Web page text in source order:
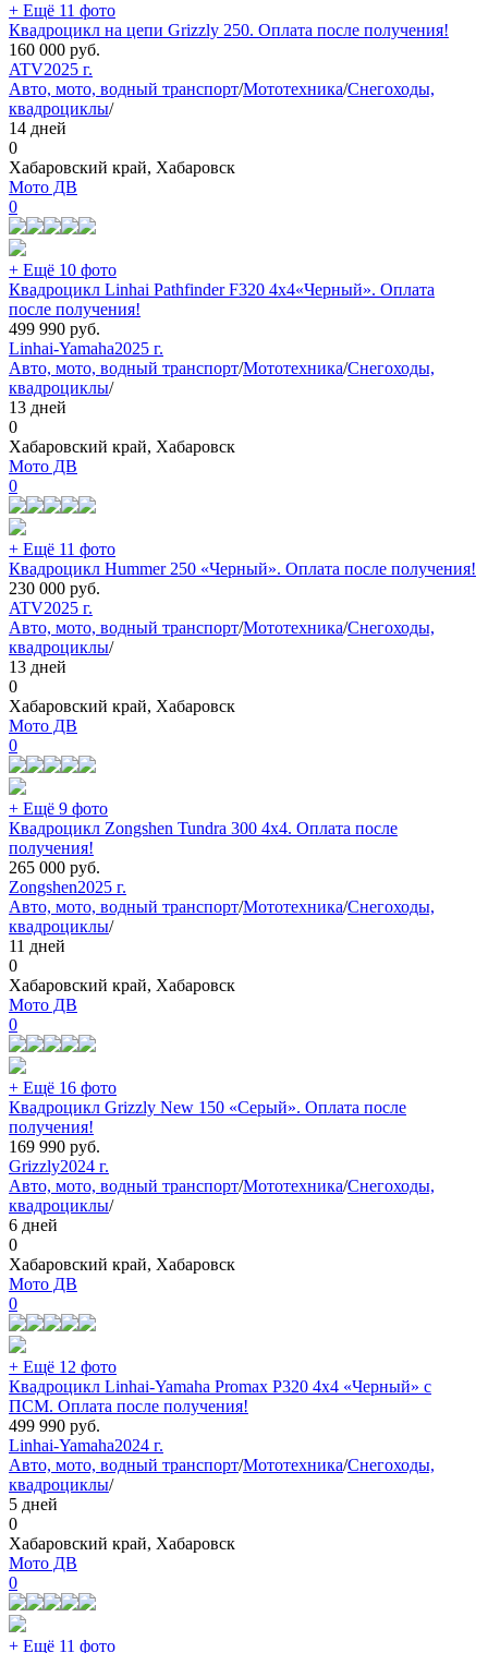
+ Ещё 11 фото
Квадроцикл на цепи Grizzly 250. Оплата после получения!
160 000 руб.
ATV2025 г.
Авто, мото, водный транспорт/Мототехника/Снегоходы,
квадроциклы/
14 дней
0
Хабаровский край, Хабаровск
Мото ДВ
0
+ Ещё 10 фото
Квадроцикл Linhai Pathfinder F320 4х4«Черный». Оплата
после получения!
499 990 руб.
Linhai-Yamaha2025 г.
Авто, мото, водный транспорт/Мототехника/Снегоходы,
квадроциклы/
13 дней
0
Хабаровский край, Хабаровск
Мото ДВ
0
+ Ещё 11 фото
Квадроцикл Hummer 250 «Черный». Оплата после получения!
230 000 руб.
ATV2025 г.
Авто, мото, водный транспорт/Мототехника/Снегоходы,
квадроциклы/
13 дней
0
Хабаровский край, Хабаровск
Мото ДВ
0
+ Ещё 9 фото
Квадроцикл Zongshen Tundra 300 4х4. Оплата после
получения!
265 000 руб.
Zongshen2025 г.
Авто, мото, водный транспорт/Мототехника/Снегоходы,
квадроциклы/
11 дней
0
Хабаровский край, Хабаровск
Мото ДВ
0
+ Ещё 16 фото
Квадроцикл Grizzly New 150 «Серый». Оплата после
получения!
169 990 руб.
Grizzly2024 г.
Авто, мото, водный транспорт/Мототехника/Снегоходы,
квадроциклы/
6 дней
0
Хабаровский край, Хабаровск
Мото ДВ
0
+ Ещё 12 фото
Квадроцикл Linhai-Yamaha Promax P320 4х4 «Черный» с
ПСМ. Оплата после получения!
499 990 руб.
Linhai-Yamaha2024 г.
Авто, мото, водный транспорт/Мототехника/Снегоходы,
квадроциклы/
5 дней
0
Хабаровский край, Хабаровск
Мото ДВ
0
+ Ещё 11 фото